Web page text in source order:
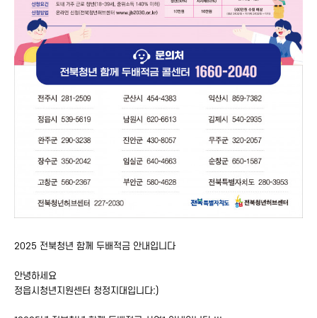
2025 전북청년 함께 두배적금 안내입니다
안녕하세요
정읍시청년지원센터 청정지대입니다:)